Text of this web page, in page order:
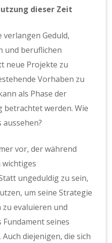
dieser Zeit
Geduld,
und beruflichen
neue Projekte zu
Vorhaben zu
als Phase der
werden. Wie
vor, der während
ungeduldig zu sein,
um seine Strategie
evaluieren und
Fundament seines
diejenigen, die sich